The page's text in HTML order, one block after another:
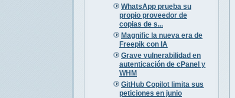
WhatsApp prueba su
propio proveedor de
copias de s...
Magnific la nueva era de
Freepik con IA
Grave vulnerabilidad en
autenticación de cPanel y
WHM
GitHub Copilot limita sus
peticiones en junio